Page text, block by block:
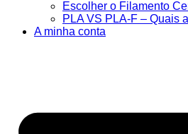
Escolher o Filamento
PLA VS PLA-F – Quais
A minha conta